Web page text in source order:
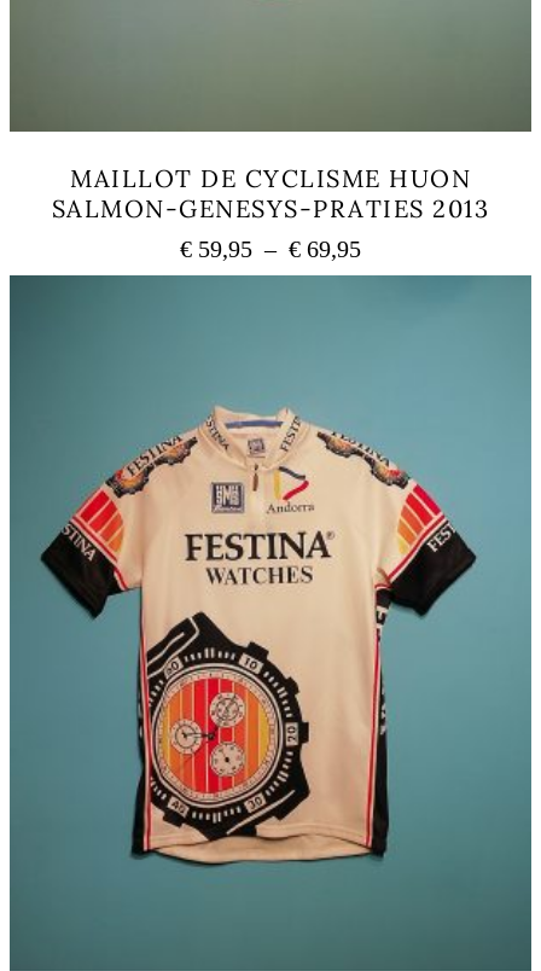
MAILLOT DE CYCLISME HUON
SALMON-GENESYS-PRATIES 2013
€ 59,95 – € 69,95Plage
de
options
peuvent
être
choisies
sur
page
du
produit